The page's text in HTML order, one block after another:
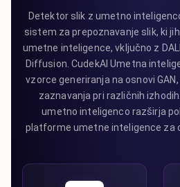
Detektor slik z umetno
sistem za prepoznavanje slik, ki
umetne inteligence, vključno z
Diffusion. CudekAI Umetna
vzorce generiranja na osnovi
zaznavanja pri različnih
umetno inteligenco razširja
platforme umetne inteligence za